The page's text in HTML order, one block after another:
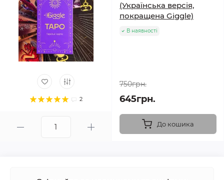
2
(Українська версія,
покращена Giggle)
В наявності
750грн.
645грн.
До кошика